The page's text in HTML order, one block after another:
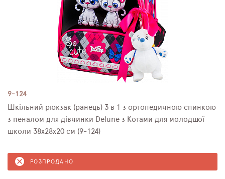
9-124
Шкільний рюкзак (ранець) 3 в 1 з ортопедичною спинкою
з пеналом для дівчинки Delune з Котами для молодшої
школи 38х28х20 см (9-124)
РОЗПРОДАНО